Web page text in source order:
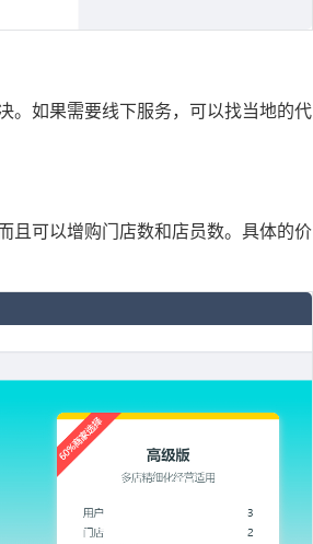
。如果需要线下服务，可以找当地的代
且可以增购门店数和店员数。具体的价